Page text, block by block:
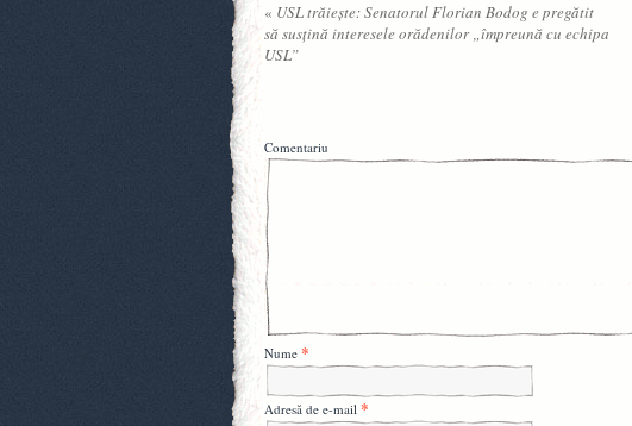
« USL trăieşte: Senatorul Florian Bodog e pregătit
să susţină interesele orădenilor „împreună cu echipa
USL”
Comentariu
Nume *
Adresă de e-mail *